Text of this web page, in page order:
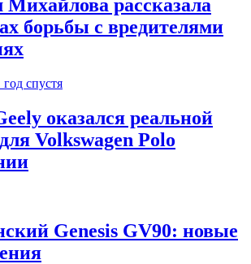
рассказала
борьбы с вредителями
год спустя
оказался реальной
Volkswagen Polo
Genesis GV90: новые